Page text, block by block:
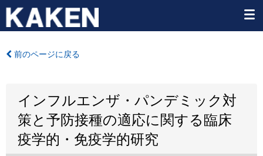
前のページに戻る
インフルエンザ・パンデミック対
策と予防接種の適応に関する臨床
疫学的・免疫学的研究